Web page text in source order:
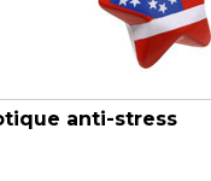
anti-stress